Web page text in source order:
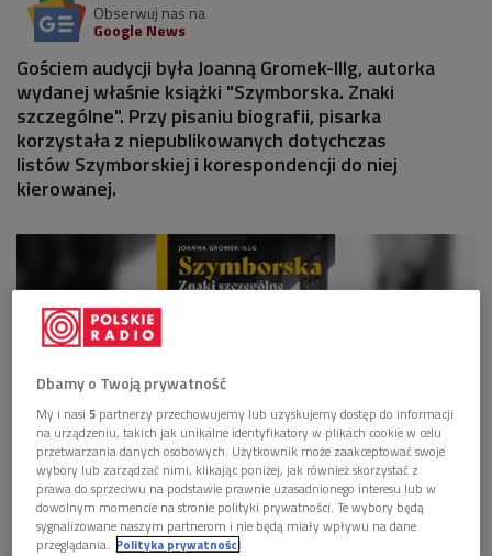
Obserwuj nas na
Google News
Gościem audycji była Joanną Gromek-Illg, autorka
wydanej właśnie książki "Szymborska. Znaki
szczególne". Przy pisaniu biografii, pisarka
korzystała z niepublikowanych dotychczas
listów Szymborskiej i korespondencji do niej
kierowanej.
Okładka książki Foto: mat. promocyjne
Dbamy o Twoją prywatność
My i nasi5 partnerzy przechowujemy lub uzyskujemy dostęp do informacji
na urządzeniu, takich jak unikalne identyfikatory w plikach cookie w celu
przetwarzania danych osobowych. Użytkownik może zaakceptować swoje
wybory lub zarządzać nimi, klikając poniżej, jak również skorzystać z
prawa do sprzeciwu na podstawie prawnie uzasadnionego interesu lub w
dowolnym momencie na stronie polityki prywatności. Te wybory będą
sygnalizowane naszym partnerom i nie będą miały wpływu na dane
przeglądania. Polityka prywatności